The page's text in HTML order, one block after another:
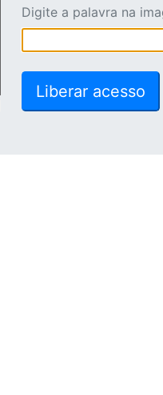
Digite a palavra na